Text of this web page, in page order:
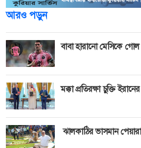
আরও পড়ুন
বাবা হারানো মেসিকে
মক্কা প্রতিরক্ষা চুক্তি
ঝালকাঠির ভাসমান